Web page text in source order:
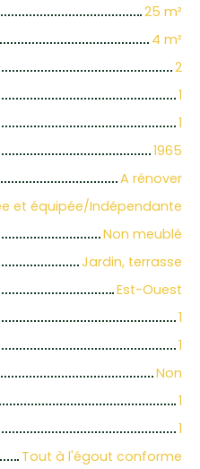
25 m²
4 m²
2
1
1
1965
A rénover
et équipée/Indépendante
Non meublé
Jardin, terrasse
Est-Ouest
1
1
Non
1
1
Tout à l'égout conforme